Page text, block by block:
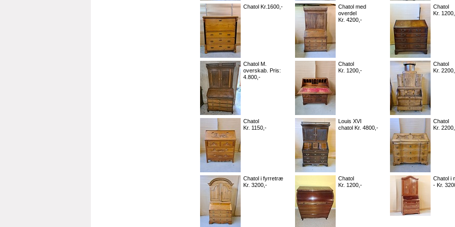
Chatol Kr.1600,-
Chatol med
overdel
Kr. 4200,-
Chatol
Kr.
Chatol M.
overskab. Pris:
4.800,-
Chatol
Kr. 1200,-
Chatol
Kr.
Chatol
Kr. 1150,-
Louis XVI
chatol Kr. 4800,-
Chatol
Kr.
Chatol i fyrretræ
Kr. 3200,-
Chatol
Kr. 1200,-
Chatol i
- Kr.